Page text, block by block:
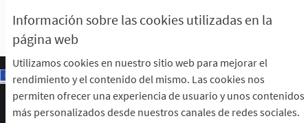
Información sobre las cookies utilizadas en la
página web
Utilizamos cookies en nuestro sitio web para mejorar el
rendimiento y el contenido del mismo. Las cookies nos
permiten ofrecer una experiencia de usuario y unos contenidos
más personalizados desde nuestros canales de redes sociales.
Escuela de Participación Ciudadana
Área de Participación Ciudadana